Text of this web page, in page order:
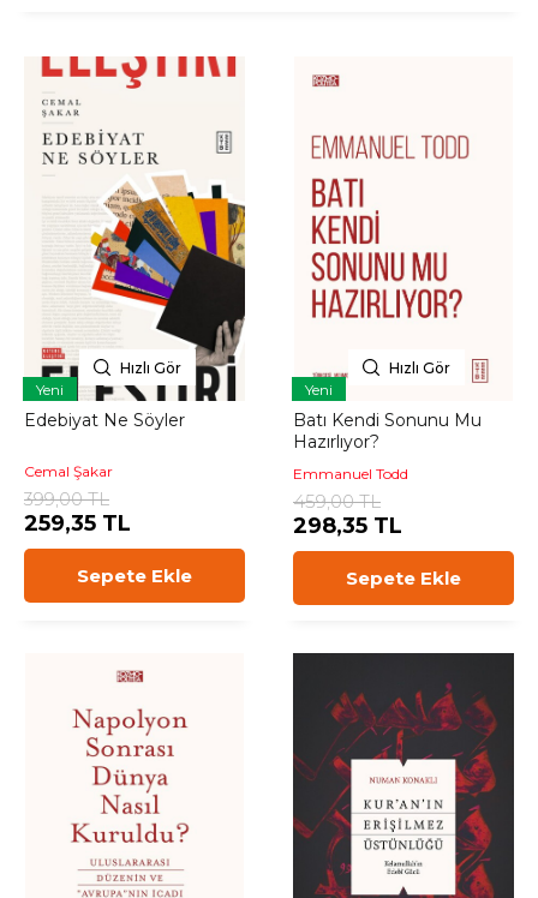
Hızlı Gör
Yeni
Edebiyat Ne Söyler
Cemal Şakar
399,00 TL
259,35 TL
Sepete Ekle
Hızlı Gör
Yeni
Batı Kendi Sonunu Mu
Hazırlıyor?
Emmanuel Todd
459,00 TL
298,35 TL
Sepete Ekle